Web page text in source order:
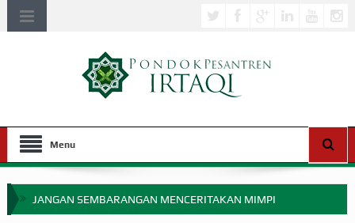
Menu
JANGAN SEMBARANGAN MENCERITAKAN MIMPI